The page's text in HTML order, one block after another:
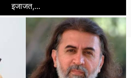
इजाजत,...